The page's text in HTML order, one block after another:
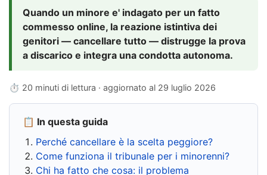
Quando un minore e' indagato per un fatto
commesso online, la reazione istintiva dei
genitori — cancellare tutto — distrugge la prova
a discarico e integra una condotta autonoma.
⏱ 20 minuti di lettura · aggiornato al 29 luglio 2026
📋 In questa guida
Perché cancellare è la scelta peggiore?
Come funziona il tribunale per i minorenni?
Chi ha fatto che cosa: il problema